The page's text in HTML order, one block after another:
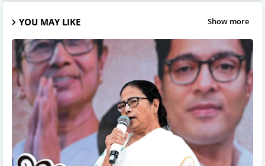
YOU MAY LIKE Show more